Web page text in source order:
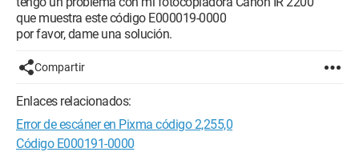
que muestra este código E000019-0000
por favor, dame una solución.
Compartir
Enlaces relacionados:
Error de escáner en Pixma código 2,255,0
Código E000191-0000